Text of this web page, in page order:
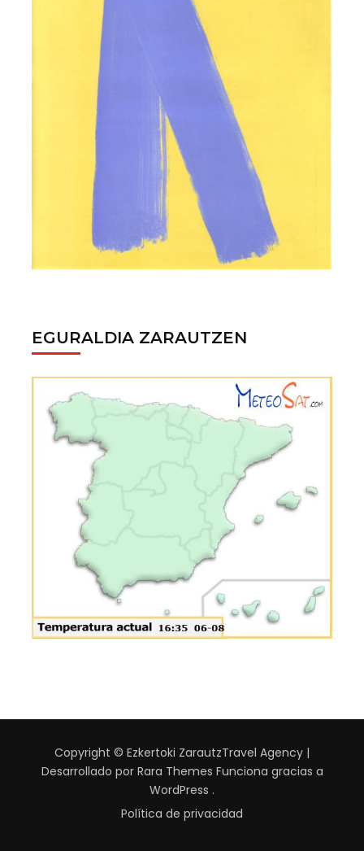
EGURALDIA ZARAUTZEN
Copyright © Ezkertoki ZarautzTravel Agency |
Desarrollado por Rara Themes Funciona gracias a
WordPress .
Política de privacidad